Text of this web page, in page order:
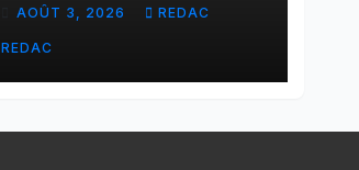
phare du Président
Félix Tshisekedi
réaffirmée par une
Secrétaire général
AOÛT 3, 2026 REDAC
REDAC